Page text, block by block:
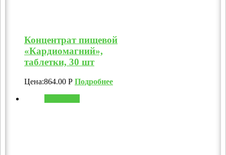
Концентрат пищевой
«Кардиомагний»,
таблетки, 30 шт
Цена:864.00 Р Подробнее